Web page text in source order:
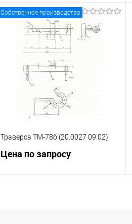
Запросить цену
Купить в 1 клик
В избранное
Под заказ
Собственное производство
Траверса ТМ-78б (20.0027 09.02)
Цена по запросу